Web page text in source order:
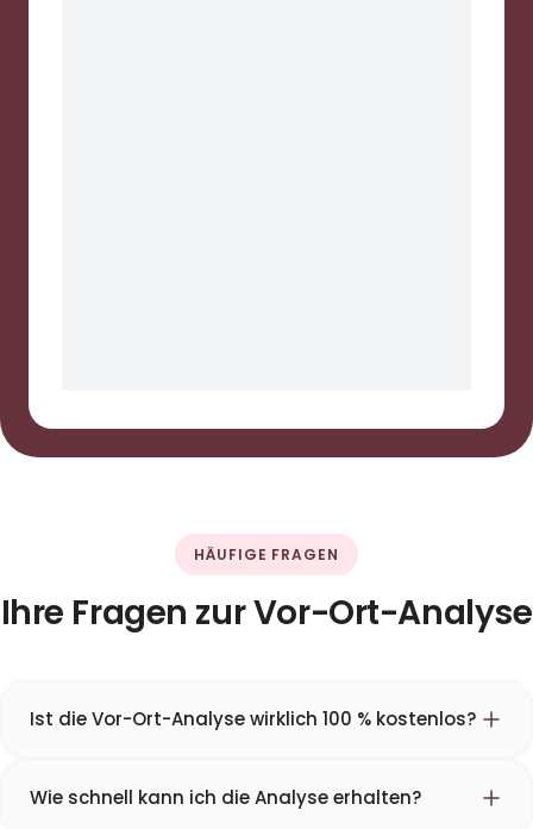
HÄUFIGE FRAGEN
Ihre Fragen zur Vor-Ort-Analyse
Ist die Vor-Ort-Analyse wirklich 100 % kostenlos?
Wie schnell kann ich die Analyse erhalten?